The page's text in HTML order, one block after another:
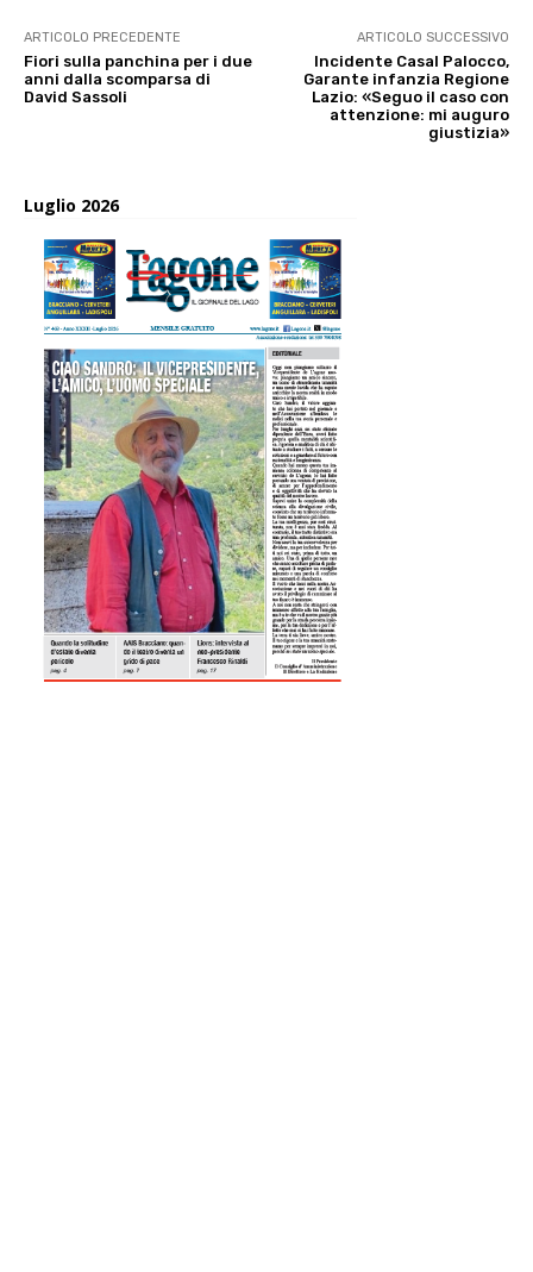
ARTICOLO PRECEDENTE
Fiori sulla panchina per i due
anni dalla scomparsa di
David Sassoli
ARTICOLO SUCCESSIVO
Incidente Casal Palocco,
Garante infanzia Regione
Lazio: «Seguo il caso con
attenzione: mi auguro
giustizia»
Luglio 2026